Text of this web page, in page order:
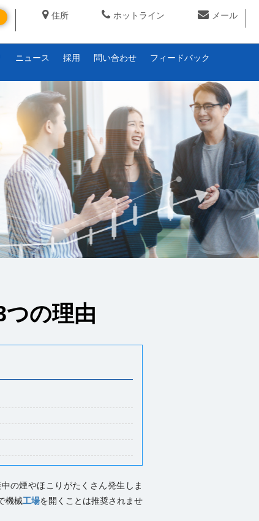
住所 ホットライン メール
ニュース 採用 問い合わせ フィードバック
の理由
の煙やほこりがたくさん発生しま
機械工場を開くことは推奨されませ